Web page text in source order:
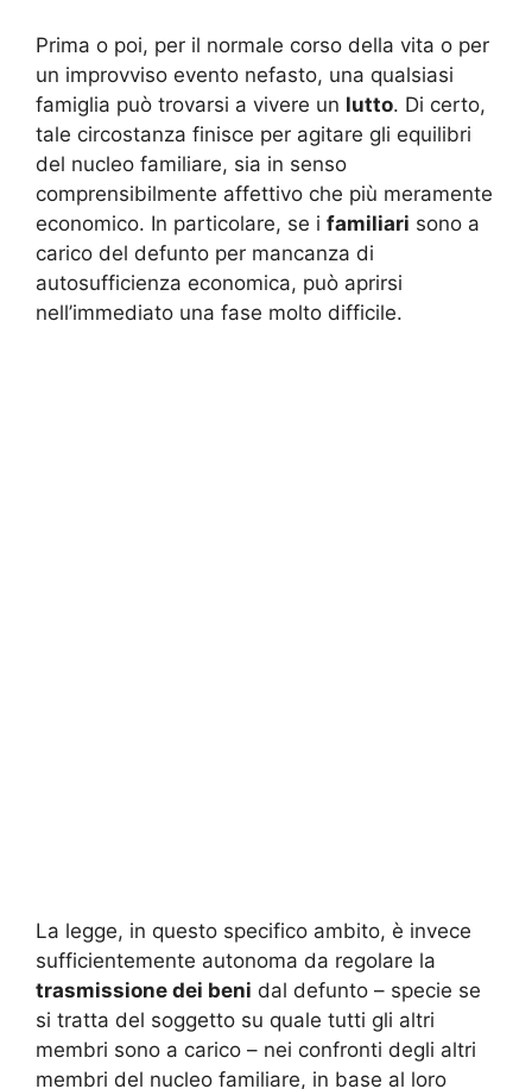
Prima o poi, per il normale corso della vita o per
un improvviso evento nefasto, una qualsiasi
famiglia può trovarsi a vivere un lutto. Di certo,
tale circostanza finisce per agitare gli equilibri
del nucleo familiare, sia in senso
comprensibilmente affettivo che più meramente
economico. In particolare, se i familiari sono a
carico del defunto per mancanza di
autosufficienza economica, può aprirsi
nell’immediato una fase molto difficile.
La legge, in questo specifico ambito, è invece
sufficientemente autonoma da regolare la
trasmissione dei beni dal defunto – specie se
si tratta del soggetto su quale tutti gli altri
membri sono a carico – nei confronti degli altri
membri del nucleo familiare, in base al loro